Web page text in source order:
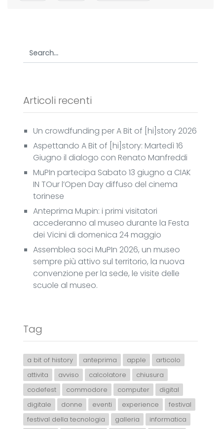
Articoli recenti
Un crowdfunding per A Bit of [hi]story 2026
Aspettando A Bit of [hi]story: Martedì 16
Giugno il dialogo con Renato Manfreddi
MuPIn partecipa Sabato 13 giugno a CIAK
IN TOur l’Open Day diffuso del cinema
torinese
Anteprima Mupin: i primi visitatori
accederanno al museo durante la Festa
dei Vicini di domenica 24 maggio
Assemblea soci MuPIn 2026, un museo
sempre più attivo sul territorio, la nuova
convenzione per la sede, le visite delle
scuole al museo.
Tag
a bit of history anteprima apple
articolo
attivita
avviso calcolatore
chiusura
codefest
commodore computer
digital
digitale
donne eventi experience
festival
festival della tecnologia
galleria
informatica